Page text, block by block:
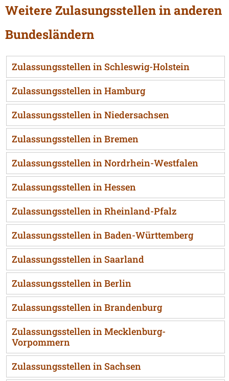
Weitere Zulasungsstellen in anderen
Bundesländern
Zulassungsstellen in Schleswig-Holstein
Zulassungsstellen in Hamburg
Zulassungsstellen in Niedersachsen
Zulassungsstellen in Bremen
Zulassungsstellen in Nordrhein-Westfalen
Zulassungsstellen in Hessen
Zulassungsstellen in Rheinland-Pfalz
Zulassungsstellen in Baden-Württemberg
Zulassungsstellen in Saarland
Zulassungsstellen in Berlin
Zulassungsstellen in Brandenburg
Zulassungsstellen in Mecklenburg-
Vorpommern
Zulassungsstellen in Sachsen